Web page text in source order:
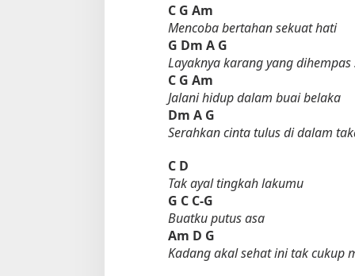
C G Am
Mencoba bertahan sekuat hati
G Dm A G
Layaknya karang yang
C G Am
Jalani hidup dalam buai belaka
Dm A G
Serahkan cinta tulus di dalam
C D
Tak ayal tingkah lakumu
G C C-G
Buatku putus asa
Am D G
Kadang akal sehat ini tak cukup
3 Januari 2025
Tempat Makan
Di Daerah, Jambi, Travel